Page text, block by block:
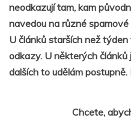
neodkazují tam, kam
navedou na různé
U článků starších než
odkazy. U některých článků
dalších to udělám
Chcete,